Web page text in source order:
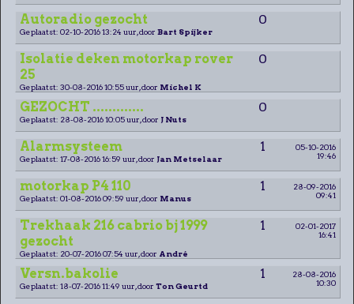
Autoradio gezocht 0
Geplaatst: 02-10-2016 13:24 uur, door Bart Spijker
Isolatie deken motorkap rover
25
0
Geplaatst: 30-08-2016 10:55 uur, door Michel K
GEZOCHT ............. 0
Geplaatst: 28-08-2016 10:05 uur, door J Nuts
Alarmsysteem 1
05-10-2016
19:46
Geplaatst: 17-08-2016 16:59 uur, door Jan Metselaar
motorkap P4 110 1
28-09-2016
09:41
Geplaatst: 01-08-2016 09:59 uur, door Manus
Trekhaak 216 cabrio bj 1999
gezocht
1
02-01-2017
16:41
Geplaatst: 20-07-2016 07:54 uur, door André
Versn.bakolie 1
28-08-2016
10:30
Geplaatst: 18-07-2016 11:49 uur, door Ton Geurtd